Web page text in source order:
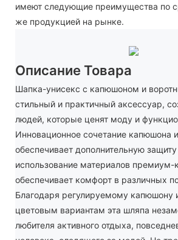
имеют следующие преимущества по
же продукцией на рынке.
Описание Товара
Шапка-унисекс с капюшоном и
стильный и практичный аксессуар,
людей, которые ценят моду и
Инновационное сочетание капюшона
обеспечивает дополнительную
использование материалов премиум-
обеспечивает комфорт в различных
Благодаря регулируемому капюшону
цветовым вариантам эта шляпа
любителя активного отдыха,